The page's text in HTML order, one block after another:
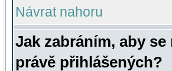
Návrat nahoru
Jak zabráním, aby
právě přihlášených?